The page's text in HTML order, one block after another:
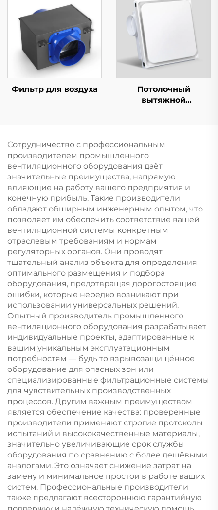
Фильтр для воздуха
Потолочный
вытяжной
Сотрудничество с профессиональным
производителем промышленного
вентиляционного оборудования даёт
значительные преимущества, напрямую
влияющие на работу вашего предприятия и
конечную прибыль. Такие производители
обладают обширным инженерным опытом, что
позволяет им обеспечить соответствие вашей
вентиляционной системы конкретным
отраслевым требованиям и нормам
регуляторных органов. Они проводят
тщательный анализ объекта для определения
оптимального размещения и подбора
оборудования, предотвращая дорогостоящие
ошибки, которые нередко возникают при
использовании универсальных решений.
Опытный производитель промышленного
вентиляционного оборудования разрабатывает
индивидуальные проекты, адаптированные к
вашим уникальным эксплуатационным
потребностям — будь то взрывозащищённое
оборудование для опасных зон или
специализированные фильтрационные системы
для чувствительных производственных
процессов. Другим важным преимуществом
является обеспечение качества: проверенные
производители применяют строгие протоколы
испытаний и высококачественные материалы,
значительно увеличивающие срок службы
оборудования по сравнению с более дешёвыми
аналогами. Это означает снижение затрат на
замену и минимальное простои в работе ваших
систем. Профессиональные производители
также предлагают всестороннюю гарантийную